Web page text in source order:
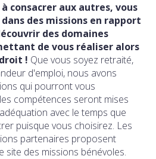
consacrer aux autres, vous
des missions en rapport
des domaines
de vous réaliser alors
! Que vous soyez retraité,
d'emploi, nous avons
qui pourront vous
compétences seront mises
avec le temps que
puisque vous choisirez. Les
partenaires proposent
site des missions bénévoles.